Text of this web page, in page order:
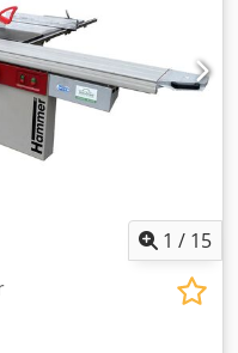
milinin devir sayısı
800 kg
1 / 15